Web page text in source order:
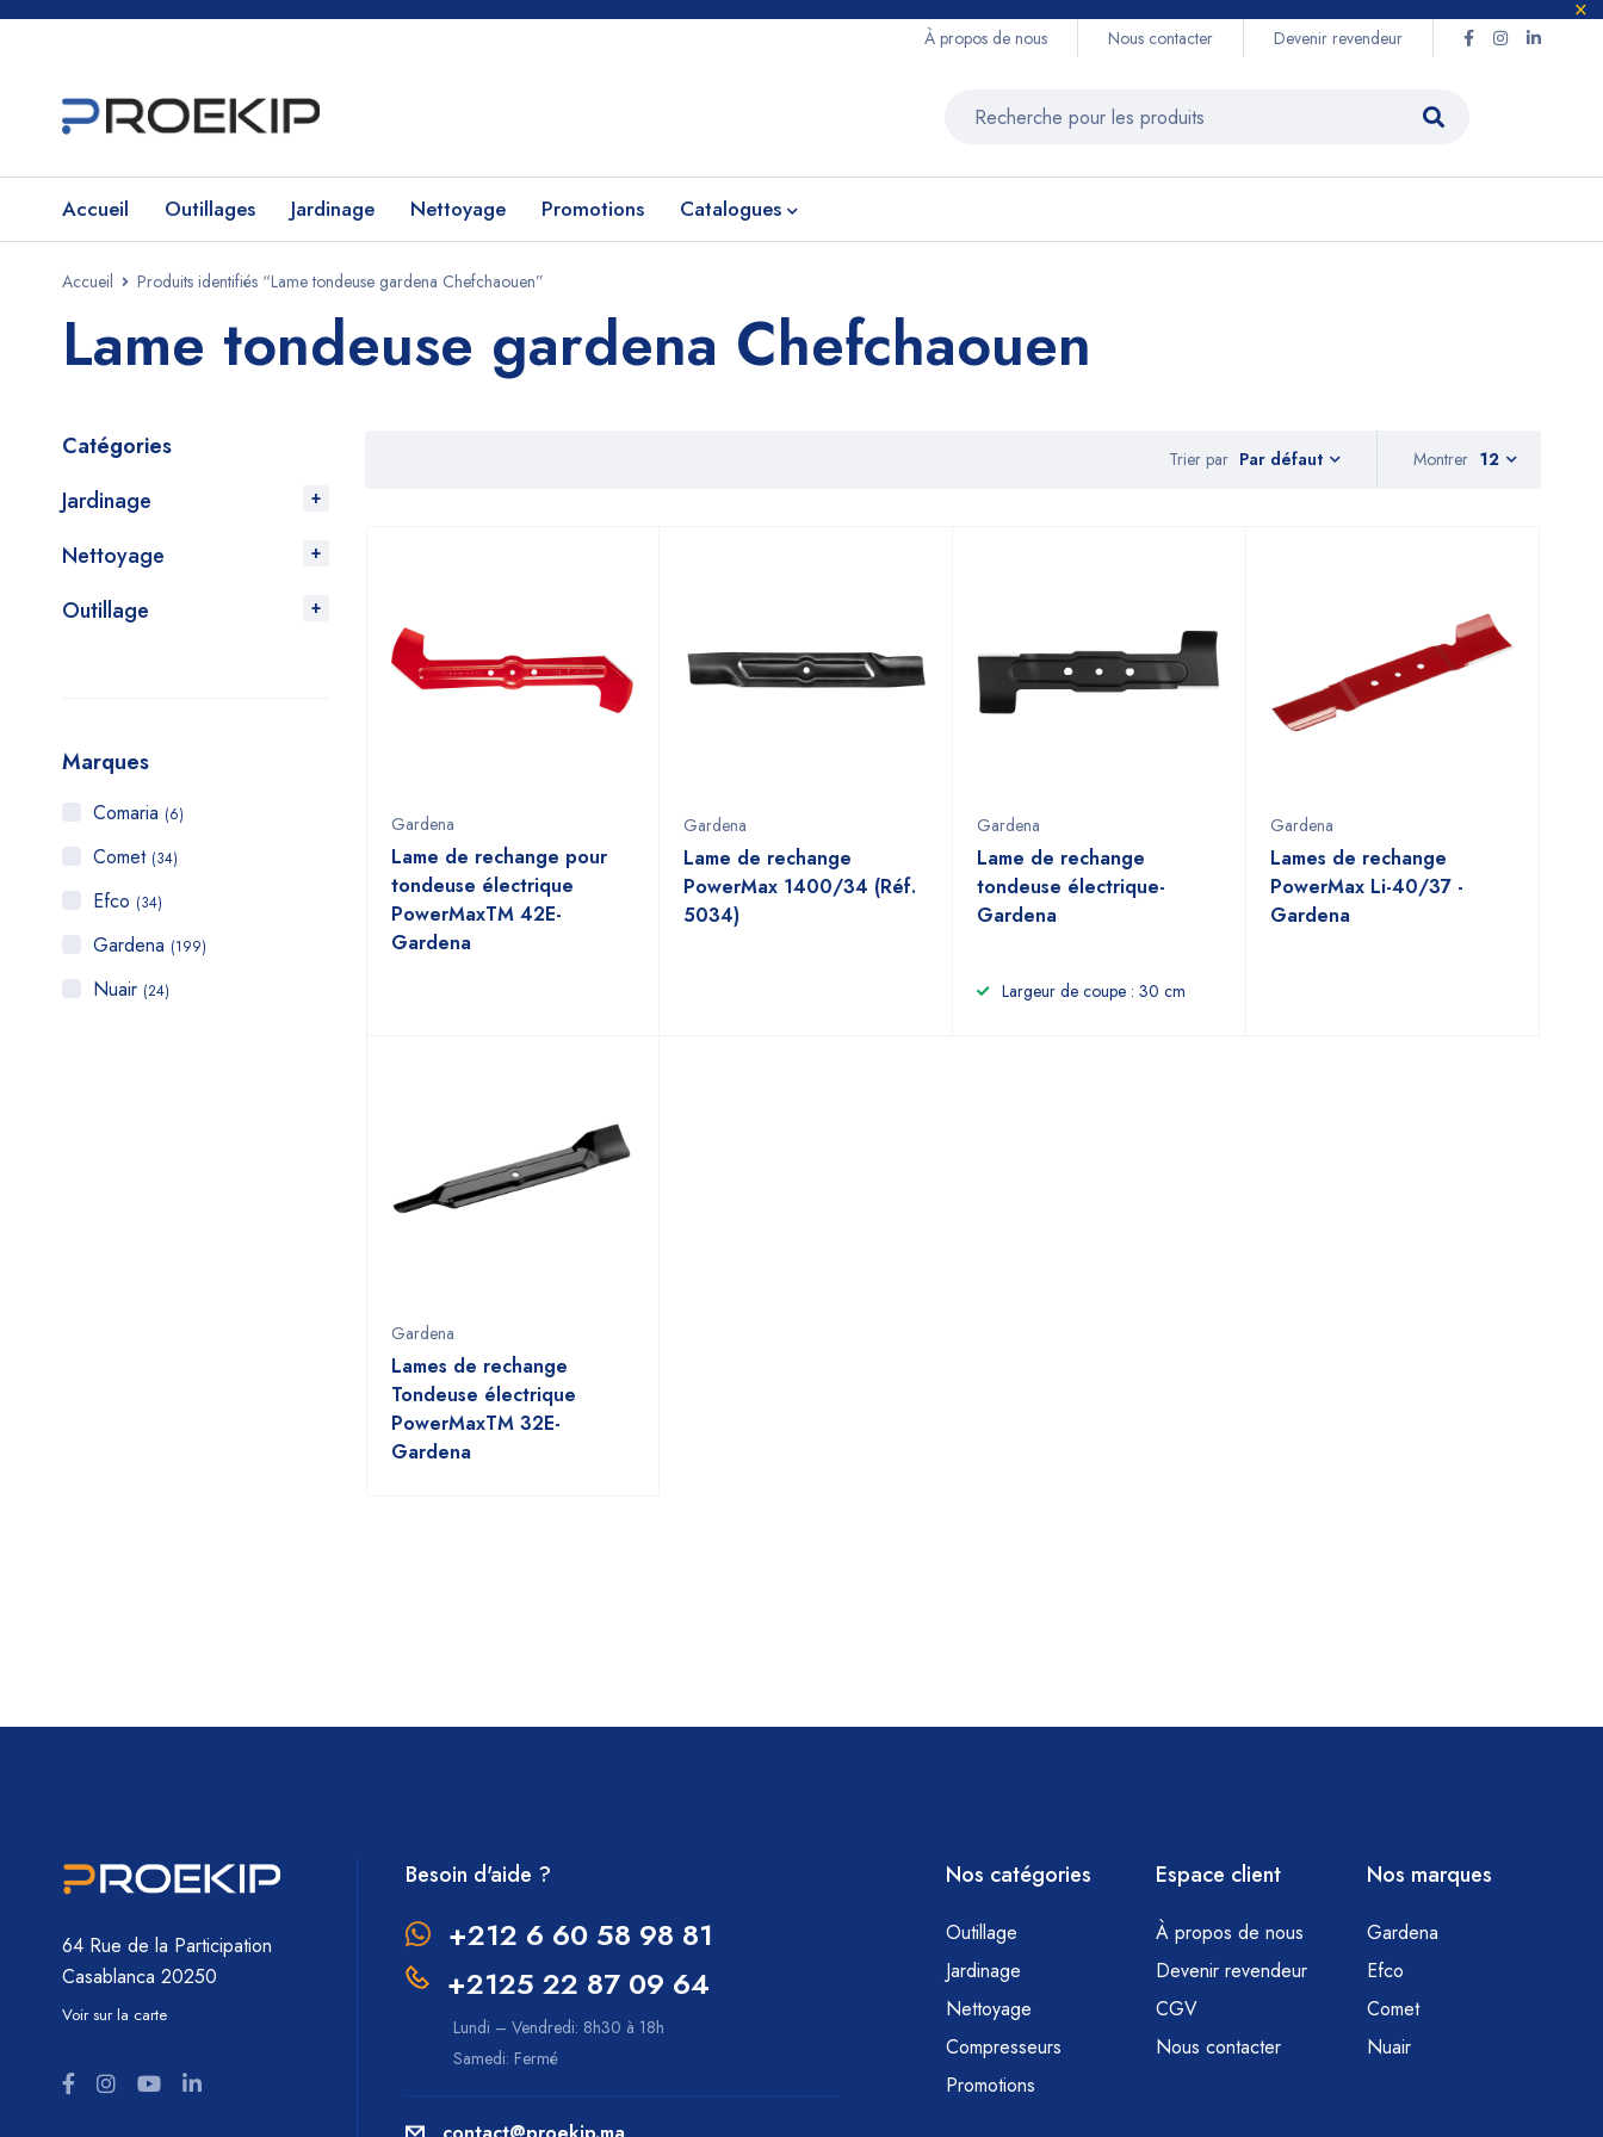
À propos de nous Nous contacter Devenir revendeur
Accueil Outillages Jardinage Nettoyage Promotions Catalogues
Accueil Produits identifiés “Lame tondeuse gardena Chefchaouen”
Lame tondeuse gardena Chefchaouen
Catégories
Jardinage
Nettoyage
Outillage
Marques
Comaria (6)
Comet (34)
Efco (34)
Gardena (199)
Nuair (24)
Trier par Par défaut Montrer 12
Gardena
Lame de rechange pour
tondeuse électrique
PowerMaxTM 42E-
Gardena
Gardena
Lame de rechange
PowerMax 1400/34 (Réf.
5034)
Gardena
Lame de rechange
tondeuse électrique-
Gardena
Largeur de coupe : 30 cm
Gardena
Lames de rechange
PowerMax Li-40/37 -
Gardena
Gardena
Lames de rechange
Tondeuse électrique
PowerMaxTM 32E-
Gardena
64 Rue de la Participation
Casablanca 20250
Voir sur la carte
Besoin d'aide ?
+212 6 60 58 98 81
+2125 22 87 09 64
Lundi – Vendredi: 8h30 à 18h
Samedi: Fermé
Nos catégories
Outillage
Jardinage
Nettoyage
Compresseurs
Promotions
Espace client
À propos de nous
Devenir revendeur
CGV
Nous contacter
Nos marques
Gardena
Efco
Comet
Nuair